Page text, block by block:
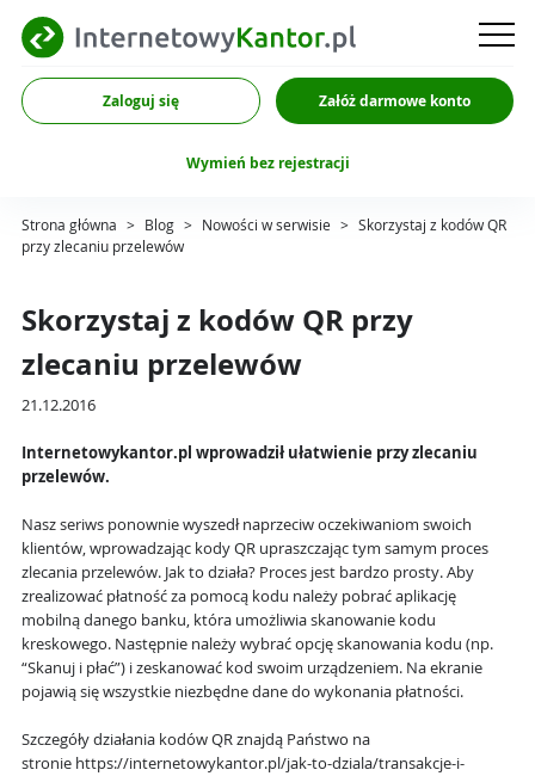
Zaloguj się Załóż darmowe konto
Wymień bez rejestracji
Strona główna > Blog > Nowości w serwisie > Skorzystaj z kodów QR
przy zlecaniu przelewów
Skorzystaj z kodów QR przy
zlecaniu przelewów
21.12.2016
Internetowykantor.pl wprowadził ułatwienie przy zlecaniu
przelewów.
Nasz seriws ponownie wyszedł naprzeciw oczekiwaniom swoich
klientów, wprowadzając kody QR upraszczając tym samym proces
zlecania przelewów. Jak to działa? Proces jest bardzo prosty.Aby
zrealizować płatność za pomocą kodu należy pobrać aplikację
mobilną danego banku, która umożliwia skanowanie kodu
kreskowego. Następnie należy wybrać opcję skanowania kodu (np.
“Skanuj i płać”) i zeskanować kod swoim urządzeniem. Na ekranie
pojawią się wszystkie niezbędne dane do wykonania płatności.
Szczegóły działania kodów QR znajdą Państwo na
stronie https://internetowykantor.pl/jak-to-dziala/transakcje-i-